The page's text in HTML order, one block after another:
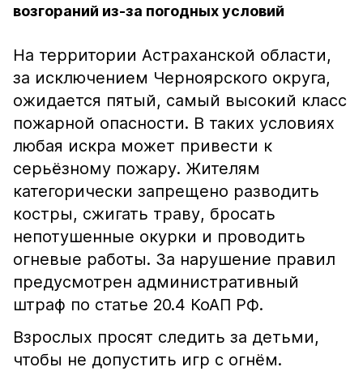
возгораний из-за погодных условий
На территории Астраханской области,
за исключением Черноярского округа,
ожидается пятый, самый высокий класс
пожарной опасности. В таких условиях
любая искра может привести к
серьёзному пожару. Жителям
категорически запрещено разводить
костры, сжигать траву, бросать
непотушенные окурки и проводить
огневые работы. За нарушение правил
предусмотрен административный
штраф по статье 20.4 КоАП РФ.
Взрослых просят следить за детьми,
чтобы не допустить игр с огнём.